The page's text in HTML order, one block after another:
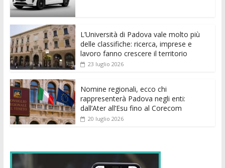
o
o
k p er
L’Università di Padova vale molto più
delle classifiche: ricerca, imprese e
lavoro fanno crescere il territorio
23 luglio 2026
Nomine regionali, ecco chi
rappresenterà Padova negli enti:
dall’Ater all’Esu fino al Corecom
20 luglio 2026